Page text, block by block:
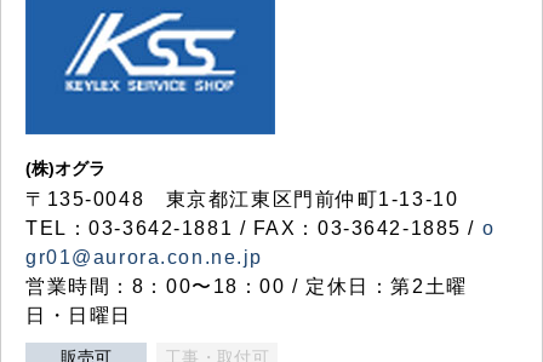
(株)オグラ
〒135-0048 東京都江東区門前仲町1-13-10
TEL：03-3642-1881 / FAX：03-3642-1885 / o
gr01@aurora.con.ne.jp
営業時間：8：00〜18：00 / 定休日：第2土曜
日・日曜日
販売可 工事・取付可